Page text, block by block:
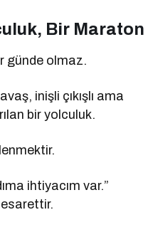
Bir Maraton
günde olmaz.
inişli çıkışlı ama
bir yolculuk.
ihtiyacım var.”